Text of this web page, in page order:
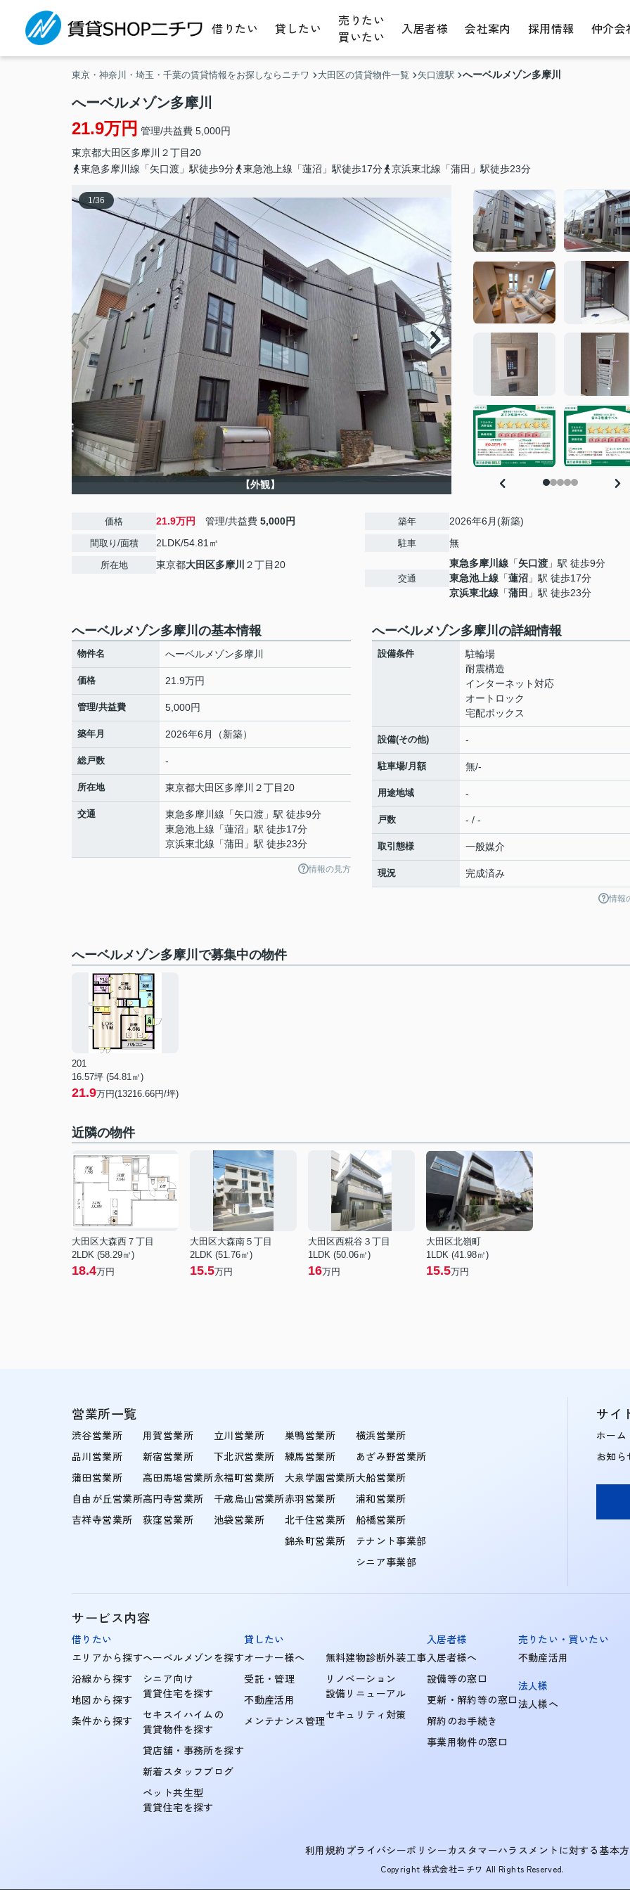
借りたい 貸したい
売りたい
買いたい
入居者様 会社案内 採用情報 仲介会
東京・神奈川・埼玉・千葉の賃貸情報をお探しならニチワ 大田区の賃貸物件一覧 矢口渡駅 へーベルメゾン多摩川
へーベルメゾン多摩川
21.9万円 管理/共益費 5,000円
東京都大田区多摩川 ２丁目20
東急多摩川線「矢口渡」駅徒歩9分
東急池上線「蓮沼」駅徒歩17分 京浜東北線「蒲田」駅徒歩23分
1/36
【外観】
価格 21.9万円 管理/共益費 5,000円
間取り/面積 2LDK/54.81㎡
所在地 東京都大田区多摩川 ２丁目20
築年 2026年6月(新築)
駐車 無
交通
東急多摩川線 「矢口渡 」駅 徒歩9分
東急池上線 「蓮沼 」駅 徒歩17分
京浜東北線 「蒲田 」駅 徒歩23分
へーベルメゾン多摩川の基本情報
物件名 へーベルメゾン多摩川
価格 21.9万円
管理/共益費 5,000円
築年月 2026年6月（新築）
総戸数 -
所在地 東京都大田区多摩川 ２丁目20
交通 東急多摩川線 「矢口渡 」駅 徒歩9分
東急池上線 「蓮沼 」駅 徒歩17分
京浜東北線 「蒲田 」駅 徒歩23分
情報の見方
へーベルメゾン多摩川の詳細情報
設備条件
駐輪場
耐震構造
インターネット対応
オートロック
宅配ボックス
設備(その他) -
駐車場/月額 無/-
用途地域 -
戸数 - / -
取引態様 一般媒介
現況 完成済み
情報
へーベルメゾン多摩川で募集中の物件
201
16.57坪 (54.81㎡)
21.9万円(13216.66円/坪)
近隣の物件
大田区大森西７丁目
2LDK (58.29㎡)
18.4万円
大田区大森南５丁目
2LDK (51.76㎡)
15.5万円
大田区西糀谷３丁目
1LDK (50.06㎡)
16万円
大田区北嶺町
1LDK (41.98㎡)
15.5万円
営業所一覧
渋谷営業所
品川営業所
蒲田営業所
自由が丘営業所
吉祥寺営業所
用賀営業所
新宿営業所
高田馬場営業所
高円寺営業所
荻窪営業所
立川営業所
下北沢営業所
永福町営業所
千歳烏山営業所
池袋営業所
巣鴨営業所
練馬営業所
大泉学園営業所
赤羽営業所
北千住営業所
錦糸町営業所
横浜営業所
あざみ野営業所
大船営業所
浦和営業所
船橋営業所
テナント事業部
シニア事業部
サイ
ホーム
お知ら
サービス内容
借りたい
エリアから探す
沿線から探す
地図から探す
条件から探す
ヘーベルメゾンを探す
シニア向け
賃貸住宅を探す
セキスイハイムの
賃貸物件を探す
貸店舗・事務所を探す
新着スタッフブログ
ペット共生型
賃貸住宅を探す
貸したい
オーナー様へ
受託・管理
不動産活用
メンテナンス管理
無料建物診断外装工事
リノベーション
設備リニューアル
セキュリティ対策
入居者様
入居者様へ
設備等の窓口
更新・解約等の窓口
解約のお手続き
事業用物件の窓口
売りたい・買いたい
不動産活用
法人様
法人様へ
利用規約 プライバシーポリシーカスタマーハラスメントに対する基本
Copyright 株式会社ニチワ All Rights Reserved.